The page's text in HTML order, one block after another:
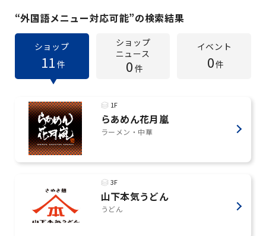
“外国語メニュー対応可能”の検索結果
ショップ
11 件
ショップ
ニュース
0 件
イベント
0件
1F
らあめん花月嵐
ラーメン・中華
3F
山下本気うどん
うどん